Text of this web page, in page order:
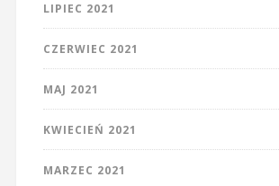
LIPIEC 2021
CZERWIEC 2021
MAJ 2021
KWIECIEŃ 2021
MARZEC 2021